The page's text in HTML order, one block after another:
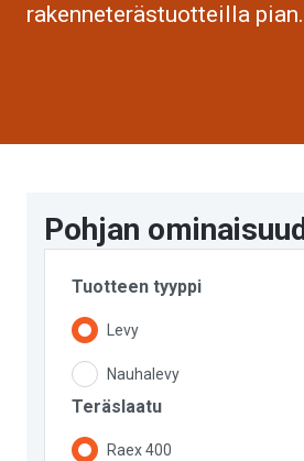
rakenneterästuotteilla pian.